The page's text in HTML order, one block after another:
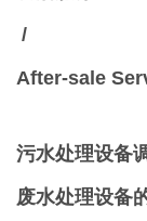
/
After-sale
污水处理设备
废水处理设备